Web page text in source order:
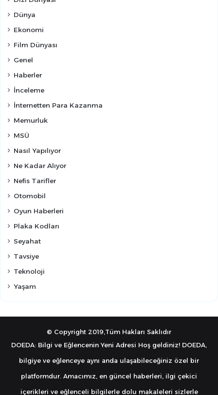
Dünya
Ekonomi
Film Dünyası
Genel
Haberler
İnceleme
İnternetten Para Kazanma
Memurluk
MSÜ
Nasıl Yapılıyor
Ne Kadar Alıyor
Nefis Tarifler
Otomobil
Oyun Haberleri
Plaka Kodları
Seyahat
Tavsiye
Teknoloji
Yaşam
© Copyright 2019,Tüm Hakları Saklıdır
DOEDA: Bilgi ve Eğlencenin Yeni Adresi Hoş geldiniz! DOEDA,
bilgiye ve eğlenceye aynı anda ulaşabileceğiniz özel bir
platformdur. Amacımız, en güncel haberleri, ilgi çekici
içerikleri ve eğlenceli bilgilerle dolu makaleleri sizlerle